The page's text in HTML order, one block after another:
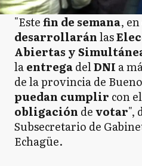
"Estefin de semana,
desarrollaránlas
Abiertas y
laentregadelDNI a
de la provincia de
puedan cumplir con el
obligación devotar",
Subsecretario de
Echagüe.